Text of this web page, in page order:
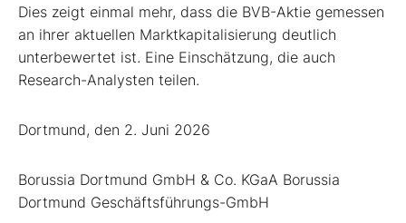
Dies zeigt einmal mehr, dass die BVB-Aktie gemessen
an ihrer aktuellen Marktkapitalisierung deutlich
unterbewertet ist. Eine Einschätzung, die auch
Research-Analysten teilen.
Dortmund, den 2. Juni 2026
Borussia Dortmund GmbH & Co. KGaA Borussia
Dortmund Geschäftsführungs-GmbH